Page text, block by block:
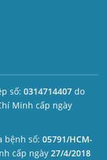
số: 0314714407 do
Minh cấp ngày
bệnh số: 05791/HCM-
cấp ngày 27/4/2018